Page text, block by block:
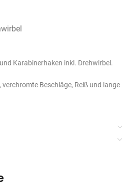
Karabinerhaken inkl. Drehwirbel.
Beschläge, Reiß und lange